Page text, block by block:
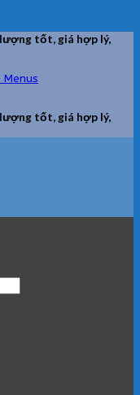
tốt, giá hợp lý,
tốt, giá hợp lý,